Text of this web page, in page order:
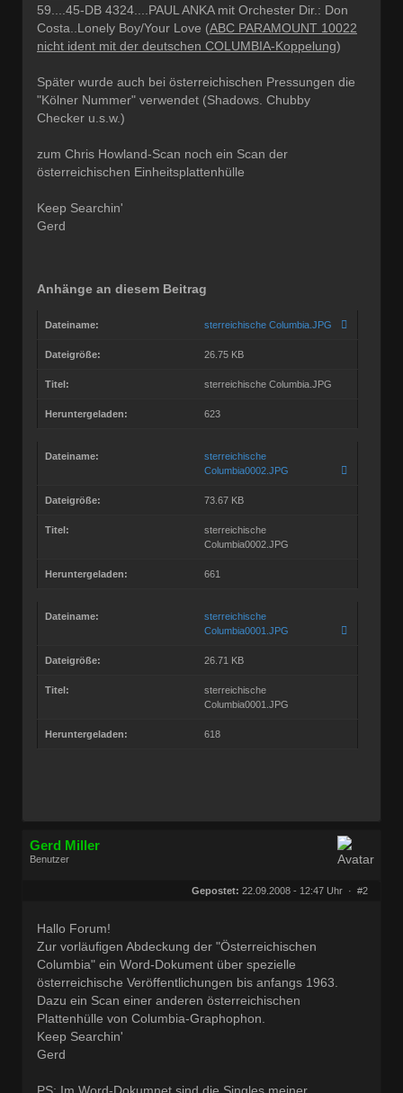
59....45-DB 4324....PAUL ANKA mit Orchester Dir.: Don
Costa..Lonely Boy/Your Love (ABC PARAMOUNT 10022
nicht ident mit der deutschen COLUMBIA-Koppelung)
Später wurde auch bei österreichischen Pressungen die
"Kölner Nummer" verwendet (Shadows. Chubby
Checker u.s.w.)
zum Chris Howland-Scan noch ein Scan der
österreichischen Einheitsplattenhülle
Keep Searchin'
Gerd
Anhänge an diesem Beitrag
Dateiname: sterreichische Columbia.JPG
Dateigröße: 26.75 KB
Titel: sterreichische Columbia.JPG
Heruntergeladen: 623
Dateiname:
sterreichische
Columbia0002.JPG
Dateigröße: 73.67 KB
Titel:
sterreichische
Columbia0002.JPG
Heruntergeladen: 661
Dateiname:
sterreichische
Columbia0001.JPG
Dateigröße: 26.71 KB
Titel:
sterreichische
Columbia0001.JPG
Heruntergeladen: 618
Gerd Miller
Benutzer
Gepostet: 22.09.2008 - 12:47 Uhr · #2
Hallo Forum!
Zur vorläufigen Abdeckung der "Österreichischen
Columbia" ein Word-Dokument über spezielle
österreichische Veröffentlichungen bis anfangs 1963.
Dazu ein Scan einer anderen österreichischen
Plattenhülle von Columbia-Graphophon.
Keep Searchin'
Gerd
PS: Im Word-Dokumnet sind die Singles meiner